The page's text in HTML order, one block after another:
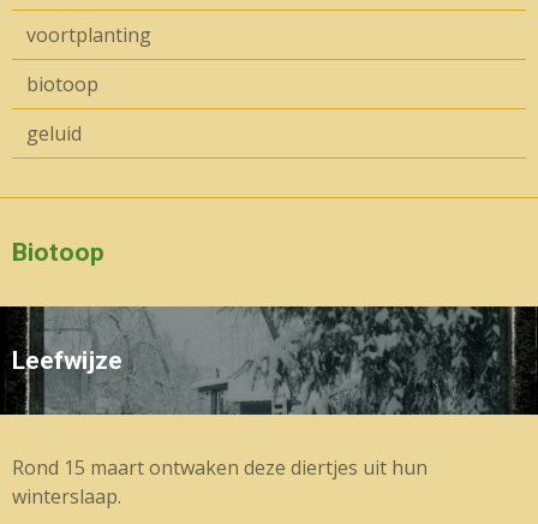
voortplanting
biotoop
geluid
Biotoop
Leefwijze
Rond 15 maart ontwaken deze diertjes uit hun
winterslaap.